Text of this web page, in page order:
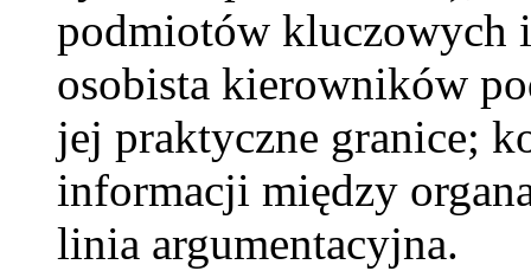
podmiotów kluczowych
osobista kierowników
jej praktyczne granice;
informacji między
linia argumentacyjna.